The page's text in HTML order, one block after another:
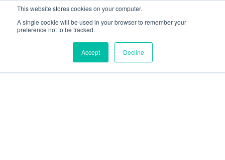
This website stores cookies on your computer.
A single cookie will be used in your browser to remember your
preference not to be tracked.
Accept Decline